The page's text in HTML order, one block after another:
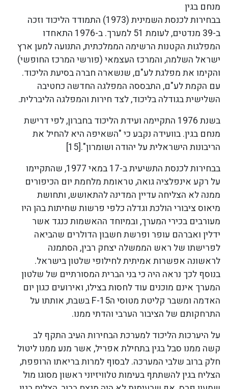
מנחם בגין
בבחירות לכנסת השמינית (1973) התמודד הליכוד וזכה
ב-39 מנדטים, לעומת 51 למערך. ב-1976 התאחדו
המפלגות הקטנות הרשימה הממלכתית, התנועה למען ארץ
ישראל השלמה, והמרכז העצמאי (פורשי המרכז החופשי)
והקימו את מפלגת לע"ם, שנשארה חברה בסיעת הליכוד.
עם הקמת לע"ם, התבססה המפלגה החדשה כחטיבה
השלישית בגודלה בליכוד, לצד חירות והמפלגה הליברלית.
בשנת 1976 התקיימה ועידת הליכוד בחברון, לפי דרישת
מנחם בגין. בוועידה נקבע כי "השאיפה היא להחיל את
הריבונות הישראלית על יהודה ושומרון".[15]
בבחירות לכנסת התשיעית ב-17 במאי 1977, שהתקיימו
על רקע אינפלציה גואה, טראומת מלחמת יום הכיפורים
ממנה לא הצליחה עדיין המדינה להתאושש, ותחושת
מיאוס ציבורי הולכת וגדלה כלפי פרשות שחיתות בהן היו
מעורבים בכירי המערך, ובמיוחד ההאשמות כנגד אשר
ידלין ואברהם עופר ופרשת חשבון הדולרים שהביאה
לפרישתו של ראש הממשלה יצחק רבין, הסתמנה
לראשונה אפשרות אמיתית לחילופי שלטון בישראל.
בנוסף לכך נראה היה כי בני הברית המסורתיים של שלטון
המערך אינם מוכנים עוד לחסות בצילו, ואירועים כגון יום
האדמה ומשבר קליטת מטוסי הF-15 בשבת, אותתו על
התרחקותם של הציבור הערבי והדתי ממנו.
על היערכות הליכוד למערכת הבחירות העיב התקף לב
קשה ממנו סבל בגין בתחילת אפריל, אשר מנע ממנו ליטול
חלק ברוב שלבי המערכה. לבסוף למרות בריאתו הרופפת,
הצליח בגין להשתתף בעימות טלוויזיוני ראשון מסוגו מול